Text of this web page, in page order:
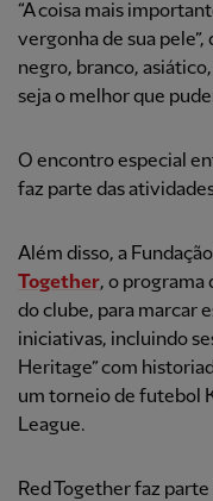
“A coisa mais
vergonha de sua pele”,
negro, branco,
seja o melhor que
O encontro especial
faz parte das
Além disso, a
Together, o programa
do clube, para marcar
iniciativas, incluindo
Heritage” com
um torneio de futebol
League.
Red Together faz parte